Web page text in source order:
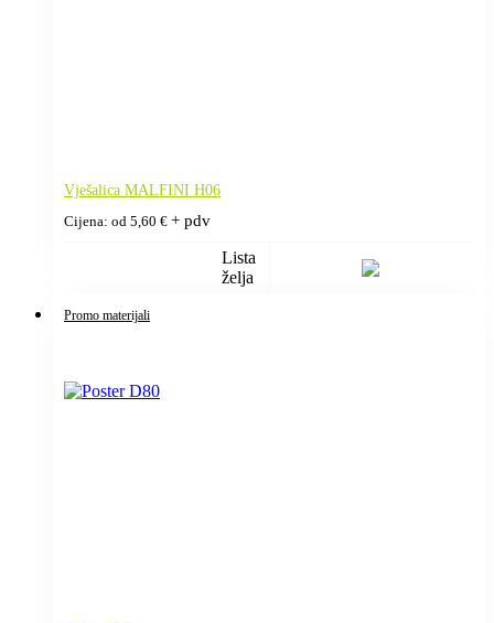
Vješalica MALFINI H06
Cijena: od 5,60 € + pdv
Lista
želja
Promo materijali